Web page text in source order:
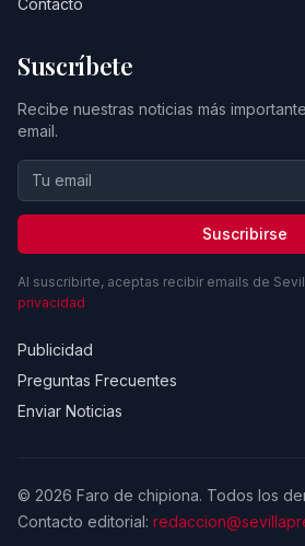
Contacto
Suscríbete
Recibe nuestras noticias más
email.
Suscribirse
Al suscribirte, aceptas recibir emails de
privacidad
Publicidad
Preguntas Frecuentes
Enviar Noticias
© 2026 Faro de chipiona. Todos los
Contacto editorial: